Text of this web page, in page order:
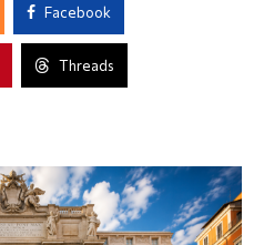
Facebook
Threads